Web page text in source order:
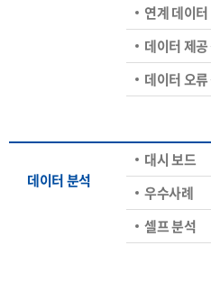
연계 데이터
데이터 제
데이터 오
데이터 분석
대시 보드
우수사례
셀프 분석